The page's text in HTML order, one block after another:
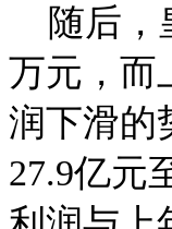
随后，
万元，而
润下滑的
27.9亿元